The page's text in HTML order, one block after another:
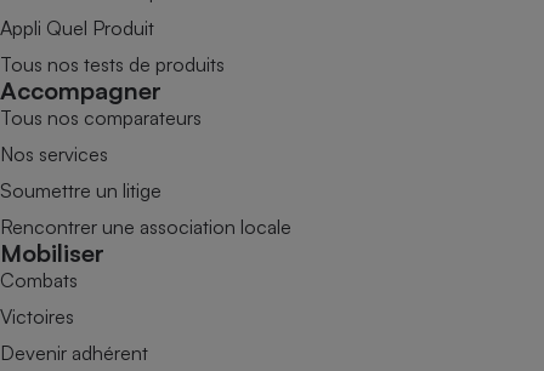
Appli Quel Produit
Tous nos tests de produits
Accompagner
Tous nos comparateurs
Nos services
Soumettre un litige
Rencontrer une association locale
Mobiliser
Combats
Victoires
Devenir adhérent